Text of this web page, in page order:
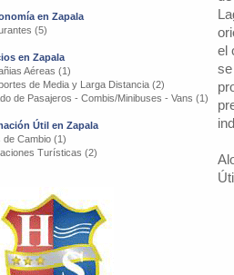
en Zapala
(5)
en Zapala
Aéreas (1)
de Media y Larga Distancia (2)
de Pasajeros - Combis/Minibuses - Vans (1)
Útil en Zapala
de Cambio (1)
Turísticas (2)
el